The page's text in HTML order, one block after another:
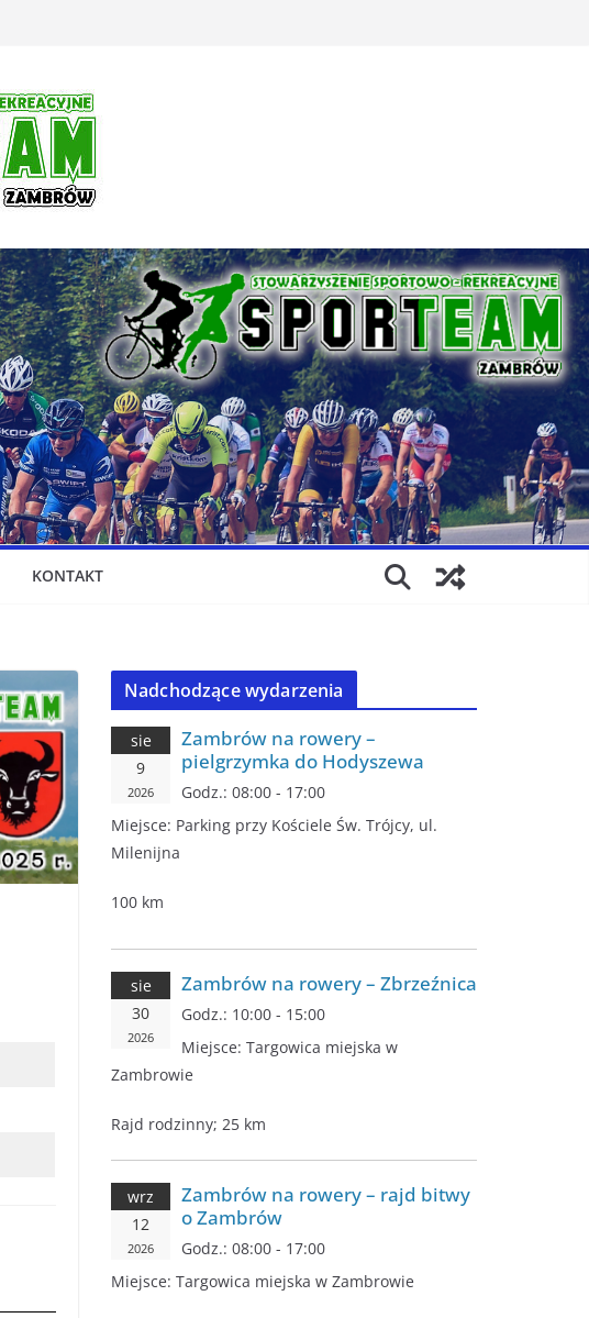
KONTAKT
Nadchodzące wydarzenia
sie
9
2026
Zambrów na rowery –
pielgrzymka do Hodyszewa
Godz.: 08:00 - 17:00
Miejsce: Parking przy Kościele Św. Trójcy, ul.
Milenijna
100 km
sie
30
2026
Zambrów na rowery – Zbrzeźnica
Godz.: 10:00 - 15:00
Miejsce: Targowica miejska w
Zambrowie
Rajd rodzinny; 25 km
wrz
12
2026
Zambrów na rowery – rajd bitwy
o Zambrów
Godz.: 08:00 - 17:00
Miejsce: Targowica miejska w Zambrowie